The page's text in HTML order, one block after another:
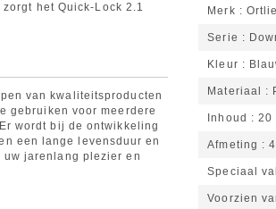
het Quick-Lock 2.1
van kwaliteitsproducten
gebruiken voor meerdere
wordt bij de ontwikkeling
een lange levensduur en
uw jarenlang plezier en
Merk
Serie
Kleur
Materiaal
Inhoud 20
Afmeting
Speciaal
Voorzien